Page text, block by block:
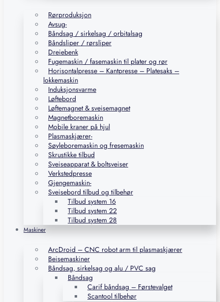
Rørproduksjon
Avsug-
Båndsag / sirkelsag / orbitalsag
Båndsliper / rørsliper
Dreiebenk
Fugemaskin / fasemaskin til plater og rør
Horisontalpresse – Kantpresse – Platesaks –
lokkemaskin
Induksjonsvarme
Løftebord
Løftemagnet & sveisemagnet
Magnetboremaskin
Mobile kraner på hjul
Plasmaskjærer-
Søyleboremaskin og fresemaskin
Skrustikke tilbud
Sveiseapparat & boltsveiser
Verkstedpresse
Gjengemaskin-
Sveisebord tilbud og tilbehør
Tilbud system 16
Tilbud system 22
Tilbud system 28
Maskiner
ArcDroid – CNC robot arm til plasmaskjærer
Beisemaskiner
Båndsag, sirkelsag og alu / PVC sag
Båndsag
Carif båndsag – Førstevalget
Scantool tilbehør